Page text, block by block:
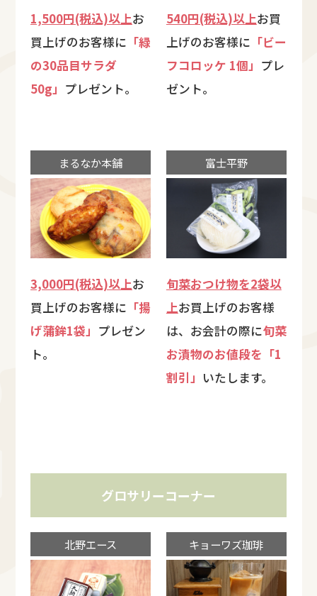
1,500円(税込)以上お
買上げのお客様に 「緑
の30品目サラダ
50g」 プレゼント。
540円(税込)以上お買
上げのお客様に 「ビー
フコロッケ 1個」 プレ
ゼント。
まるなか本舗
3,000円(税込)以上お
買上げのお客様に 「揚
げ蒲鉾1袋」 プレゼン
ト。
富士平野
旬菜おつけ物を2袋以
上お買上げのお客様
は、お会計の際に旬菜
お漬物のお値段を「1
割引」 いたします。
グロサリーコーナー
北野エース キョーワズ珈琲